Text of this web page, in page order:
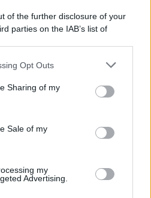
of the further disclosure of your
parties on the IAB’s list of
disclosed by us to third parties
app uses one or more Google
store information including but
behaviour. You may click to
and its third-party tags to
Opt Outs
Sharing of my
Sale of my
my
Advertising.
ad Alonso.
ferri corti
su Enora finiranno per
con Tono, che non
comportamento dell’amico.
il ritorno di Pia apparirà
nuove tensioni alla
aimmaginare un